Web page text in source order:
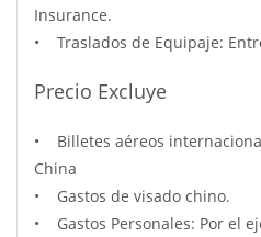
Insurance.
• Traslados de Equipaje:
Precio Excluye
• Billetes aéreos
China
• Gastos de visado chino.
• Gastos Personales: Por el